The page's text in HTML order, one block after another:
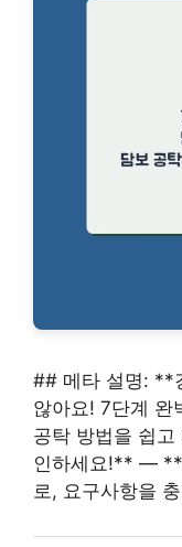
## 메타 설명: **
않아요! 7단계 완
공탁 방법을 쉽
인하세요!** —
로, 요구사항을